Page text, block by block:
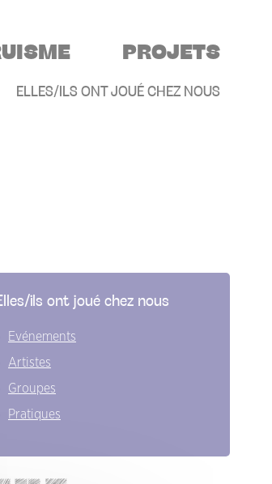
PROJETS
ELLES/ILS ONT JOUÉ CHEZ NOUS
ils ont joué chez nous
Evénements
Artistes
Groupes
Pratiques